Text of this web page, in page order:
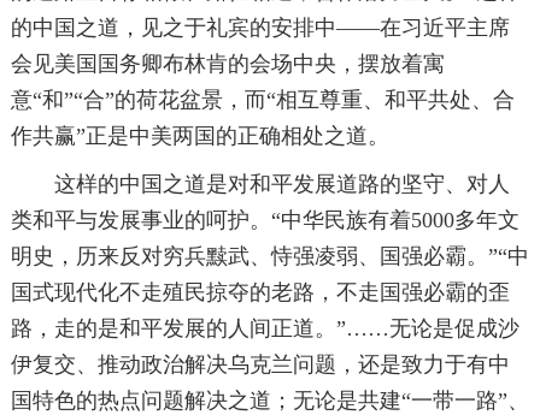
的中国之道，见之于礼宾的安排中——在习近平主席
会见美国国务卿布林肯的会场中央，摆放着寓
意“和”“合”的荷花盆景，而“相互尊重、和平共处、合
作共赢”正是中美两国的正确相处之道。
这样的中国之道是对和平发展道路的坚守、对人
类和平与发展事业的呵护。“中华民族有着5000多年文
明史，历来反对穷兵黩武、恃强凌弱、国强必霸。”“中
国式现代化不走殖民掠夺的老路，不走国强必霸的歪
路，走的是和平发展的人间正道。”……无论是促成沙
伊复交、推动政治解决乌克兰问题，还是致力于有中
国特色的热点问题解决之道；无论是共建“一带一路”、